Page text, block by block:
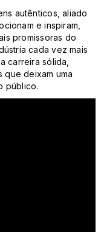
autênticos, aliado
e inspiram,
promissoras do
cada vez mais
carreira sólida,
que deixam uma
público.